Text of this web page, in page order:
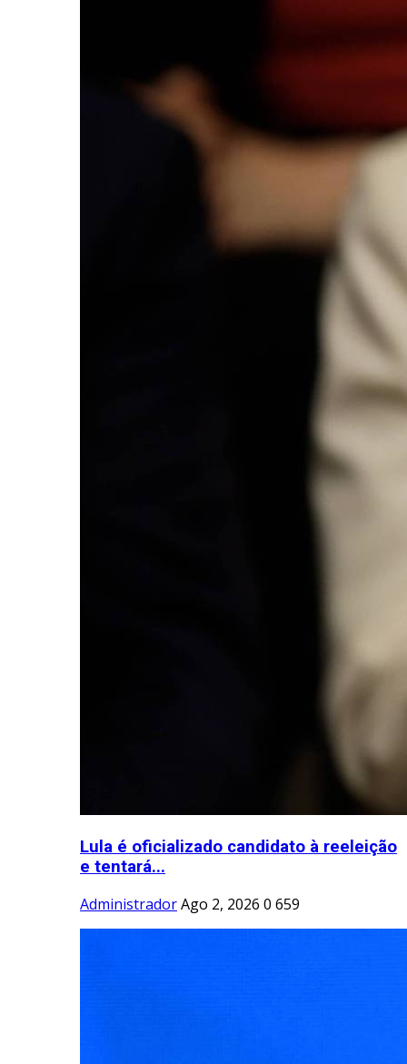
Lula é oficializado candidato à reeleição
e tentará...
AdministradorAgo 2, 2026 0 659